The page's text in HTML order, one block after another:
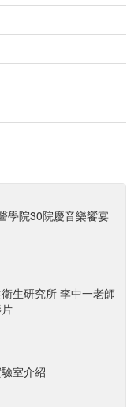
學院30院慶音樂饗宴
生研究所 李中一老師
室介紹